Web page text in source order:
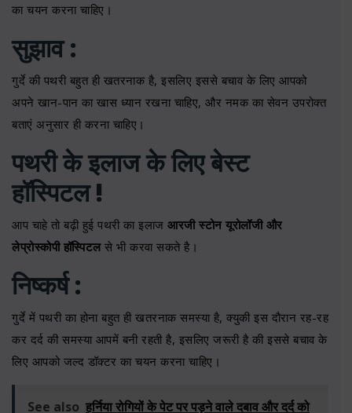
का चयन करना चाहिए।
सुझाव :
गुर्दे की पथरी बहुत ही खतरनाक है, इसलिए इससे बचाव के लिए आपको
अपने खान-पान का खास ध्यान रखना चाहिए, और नमक का सेवन उपरोक्त
बताएं अनुसार ही करना चाहिए।
पथरी के इलाज के लिए बेस्ट
हॉस्पिटल !
आप चाहे तो बढ़ी हुई पथरी का इलाज आरजी स्टोन यूरोलॉजी और
लेप्रोस्कोपी हॉस्पिटलसे भी करवा सकते है।
निष्कर्ष :
गुर्दे में पथरी का होना बहुत ही खतरनाक समस्या है, क्युकी इस दौरान रह-रह
कर दर्द की समस्या आपमें बनी रहती है, इसलिए जरूरी है की इससे बचाव के
लिए आपको जल्द डॉक्टर का चयन करना चाहिए।
See also हर्निया रोगियों के पेट पर पड़ने वाले दबाव और दर्द को